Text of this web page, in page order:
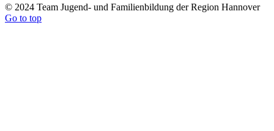
© 2024 Team Jugend- und Familienbildung der Region Hannover
Go to top